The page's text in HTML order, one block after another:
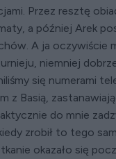
Przez resztę
a później Arek
A ja oczywiście
niemniej
się numerami
z Basią,
do mnie
zrobił to tego
okazało się